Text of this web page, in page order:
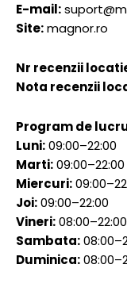
E-mail:
Site:magnor.ro
Nr recenzii
Nota recenzii
Program de
Luni:09:00–22:00
Marti:09:00–22:00
Miercuri:
Joi:09:00–22:00
Vineri:08:00–22:00
Sambata:
Duminica: